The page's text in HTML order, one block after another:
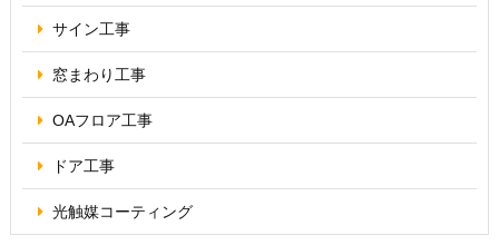
サイン工事
窓まわり工事
OAフロア工事
ドア工事
光触媒コーティング